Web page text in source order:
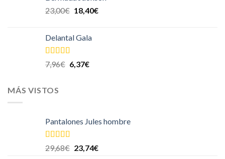
23,00€ 18,40€
Delantal Gala
Valorado
en
de
7,96€ 6,37€
MÁS VISTOS
Pantalones Jules hombre
Valorado en
5.00
29,68€ 23,74€